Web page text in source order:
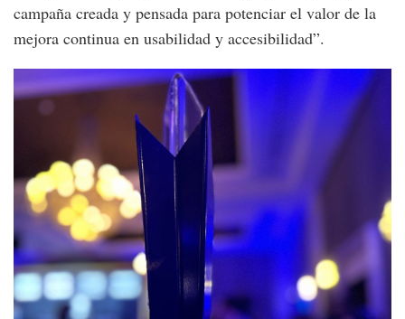
campaña creada y pensada para potenciar el valor de la
mejora continua en usabilidad y accesibilidad”.